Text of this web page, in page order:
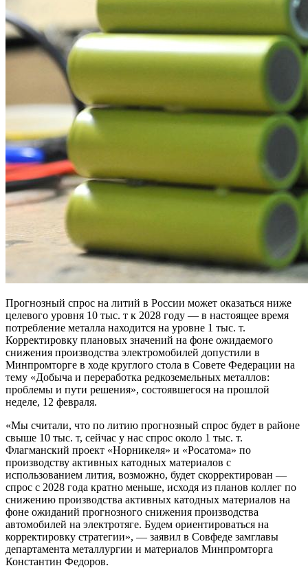
Прогнозный спрос на литий в России может оказаться ниже
целевого уровня 10 тыс. т к 2028 году — в настоящее время
потребление металла находится на уровне 1 тыс. т.
Корректировку плановых значений на фоне ожидаемого
снижения производства электромобилей допустили в
Минпромторге в ходе круглого стола в Совете Федерации на
тему «Добыча и переработка редкоземельных металлов:
проблемы и пути решения», состоявшегося на прошлой
неделе, 12 февраля.
«Мы считали, что по литию прогнозный спрос будет в районе
свыше 10 тыс. т, сейчас у нас спрос около 1 тыс. т.
Флагманский проект «Норникеля» и «Росатома» по
производству активных катодных материалов с
использованием лития, возможно, будет скорректирован —
спрос с 2028 года кратно меньше, исходя из планов коллег по
снижению производства активных катодных материалов на
фоне ожиданий прогнозного снижения производства
автомобилей на электротяге. Будем ориентироваться на
корректировку стратегии», — заявил в Совфеде замглавы
департамента металлургии и материалов Минпромторга
Константин Федоров.